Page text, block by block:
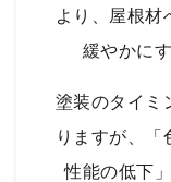
より、屋根材
緩やかに
塗装のタイミ
りますが、「
性能の低下